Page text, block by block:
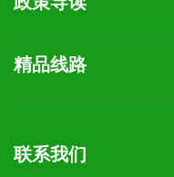
精品线路
联系我们